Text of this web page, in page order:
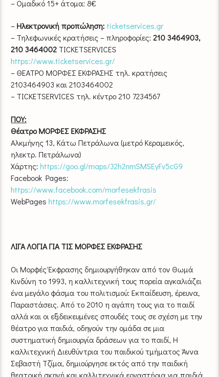
– Ομαδικό 15+ άτομα: 8€
–Ηλεκτρονική προπώληση: ticketservices.gr
– Τηλεφωνικές κρατήσεις – πληροφορίες:210 3464903,
210 3464002 TICKETSERVICES
https://www.ticketservices.gr/
– ΘΕΑΤΡΟ ΜΟΡΦΕΣ ΕΚΦΡΑΣΗΣ τηλ. κρατήσεις
2103464903 και 2103464002
– TICKETSERVICES τηλ. κέντρο 210 7234567
ΠΟΥ:
Θέατρο ΜΟΡΦΕΣ ΕΚΦΡΑΣΗΣ
Αλκμήνης 13, Κάτω Πετράλωνα (μετρό Κεραμεικός,
ηλεκτρ. Πετράλωνα)
Χάρτης:https://goo.gl/maps/32h2nmSMSEyFv5cG9
Facebook Pages:
https://www.facebook.com/morfesekfrasis
WebPageshttps://www.morfesekfrasis.gr/
ΛΙΓΑ ΛΟΓΙΑ ΓΙΑ ΤΙΣ ΜΟΡΦΕΣ ΕΚΦΡΑΣΗΣ
Οι Μορφές Έκφρασης δημιουργήθηκαν από τον Θωμά
Κινδύνη το 1993, η καλλιτεχνική τους πορεία αγκαλιάζει
ένα μεγάλο φάσμα του πολιτισμού: Εκπαίδευση, έρευνα,
Παραστάσεις. Από το 2010 η αγάπη τους για το παιδί
αλλά και οι εξιδεικευμένες σπουδές τους σε σχέση με την
θέατρο για παιδιά, οδηγούν την ομάδα σε μια
συστηματική δημιουργία δράσεων για το παιδί, Η
καλλιτεχνική Διευθύντρια του παιδικού τμήματος Άννα
Σεβαστή Τζίμα, δημιούργησε εκτός από την παιδική
θεατρική σκηνή και καλλιτεχνικά εργαστήρια για παιδιά